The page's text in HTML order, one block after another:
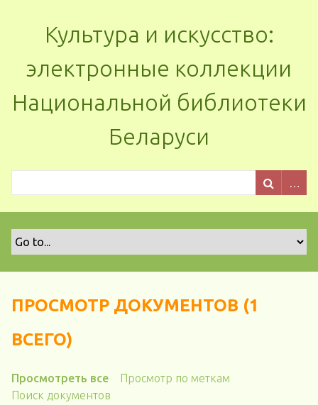
Культура и искусство:
электронные коллекции
Национальной библиотеки
Беларуси
ПРОСМОТР ДОКУМЕНТОВ (1
ВСЕГО)
Просмотреть все
Просмотр по меткам
Поиск документов